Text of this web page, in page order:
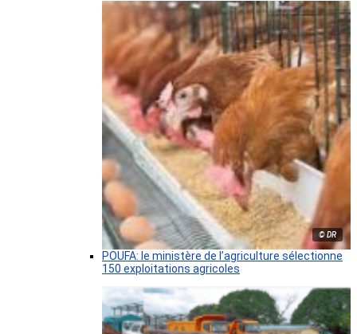
© DR
POUFA: le ministère de l’agriculture sélectionne
150 exploitations agricoles